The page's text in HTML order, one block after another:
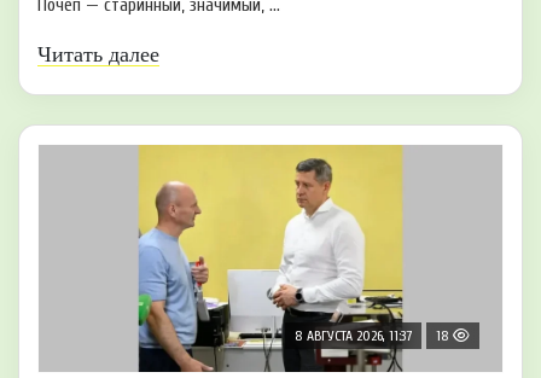
Почеп — старинный, значимый, ...
Читать далее
8 АВГУСТА 2026, 11:37 18